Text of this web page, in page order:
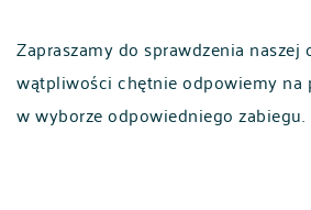
POLSKIENGLISH
Zapraszamy do sprawdzenia naszej
wątpliwości chętnie odpowiemy na
w wyborze odpowiedniego zabiegu.